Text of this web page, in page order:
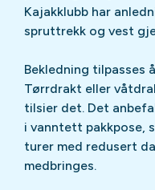
Kajakklubb har
spruttrekk og vest
Bekledning tilpasses
Tørrdrakt eller
tilsier det. Det
i vanntett pakkpose,
turer med redusert
medbringes.